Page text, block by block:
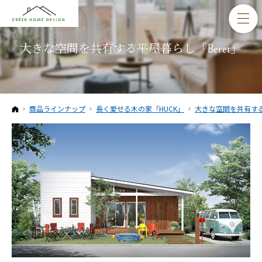
大きな空間を共有する平屋暮らし「Beret」
ホーム
商品ラインナップ 長く愛せる木の家「HUCK」 大きな空間を共有す